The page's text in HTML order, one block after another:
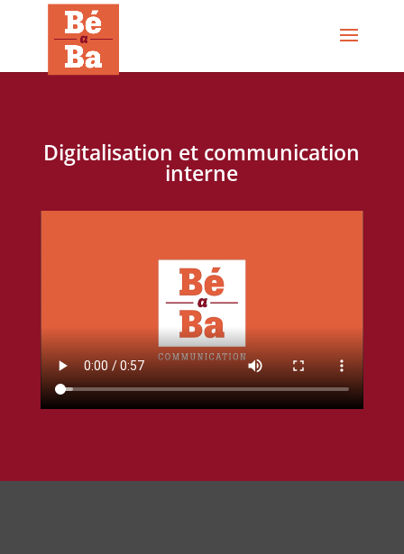
Digitalisation et communication
interne